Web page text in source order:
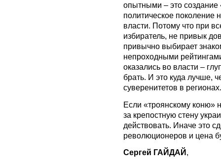
опытными – это создание
политическое поколение
власти. Потому что при
избиратель, не привык
привычно выбирает
непроходными
оказались во власти –
брать. И это куда лучше,
суверенитетов в регионах.
Если «троянскому коню»
за крепостную стену
действовать. Иначе это
революционеров и цена
Сергей ГАЙДАЙ,